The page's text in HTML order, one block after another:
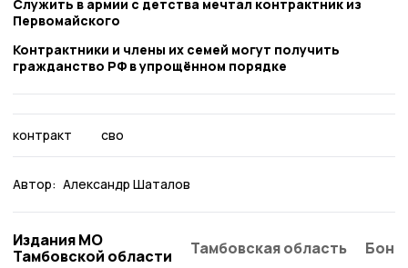
Служить в армии с детства мечтал контрактник из
Первомайского
Контрактники и члены их семей могут получить
гражданство РФ в упрощённом порядке
контракт сво
Автор: Александр Шаталов
Издания МО
Тамбовской области
Тамбовская область